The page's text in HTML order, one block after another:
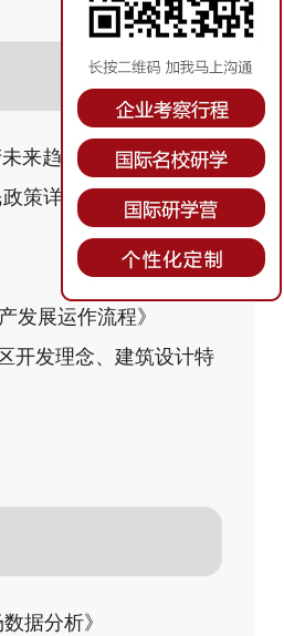
来趋势》
策详解及其操作流
发展运作流程》
开发理念、建筑设计特
据分析》